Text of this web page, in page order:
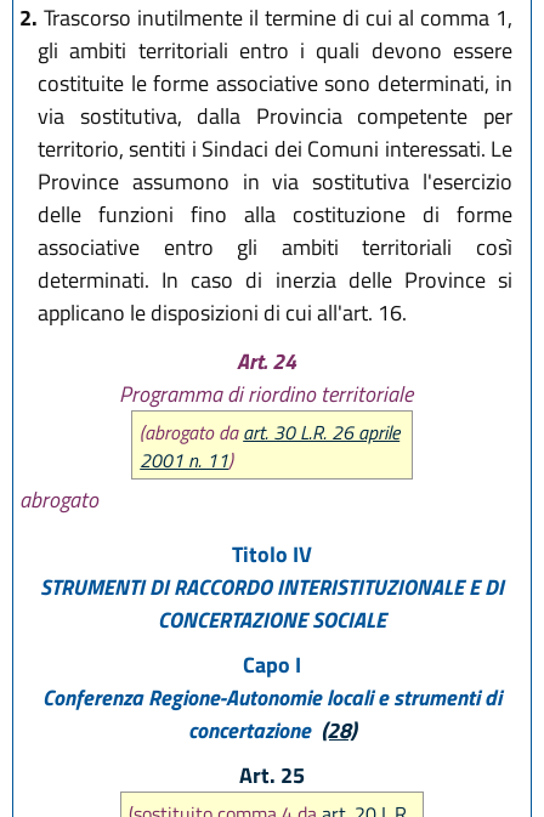
2. Trascorso inutilmente il termine di cui al comma 1,
gli ambiti territoriali entro i quali devono essere
costituite le forme associative sono determinati, in
via sostitutiva, dalla Provincia competente per
territorio, sentiti i Sindaci dei Comuni interessati. Le
Province assumono in via sostitutiva l'esercizio
delle funzioni fino alla costituzione di forme
associative entro gli ambiti territoriali così
determinati. In caso di inerzia delle Province si
applicano le disposizioni di cui all'art. 16.
Art. 24
Programma di riordino territoriale
(abrogato daart. 30 L.R. 26 aprile
2001 n. 11)
abrogato
Titolo IV
STRUMENTI DI RACCORDO INTERISTITUZIONALE E DI
CONCERTAZIONE SOCIALE
Capo I
Conferenza Regione-Autonomie locali e strumenti di
concertazione (28)
Art. 25